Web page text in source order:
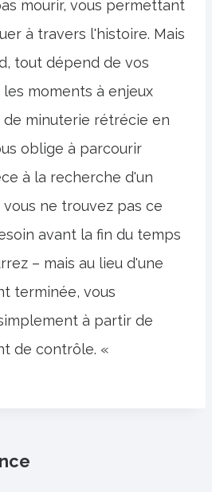
mourir, vous permettant
à travers l'histoire. Mais
tout dépend de vos
moments à enjeux
minuterie rétrécie en
oblige à parcourir
à la recherche d'un
ne trouvez pas ce
avant la fin du temps
– mais au lieu d'une
terminée, vous
à partir de
de contrôle. «